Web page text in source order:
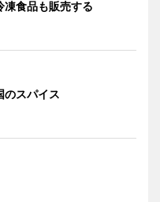
凍食品も販売する
のスパイス